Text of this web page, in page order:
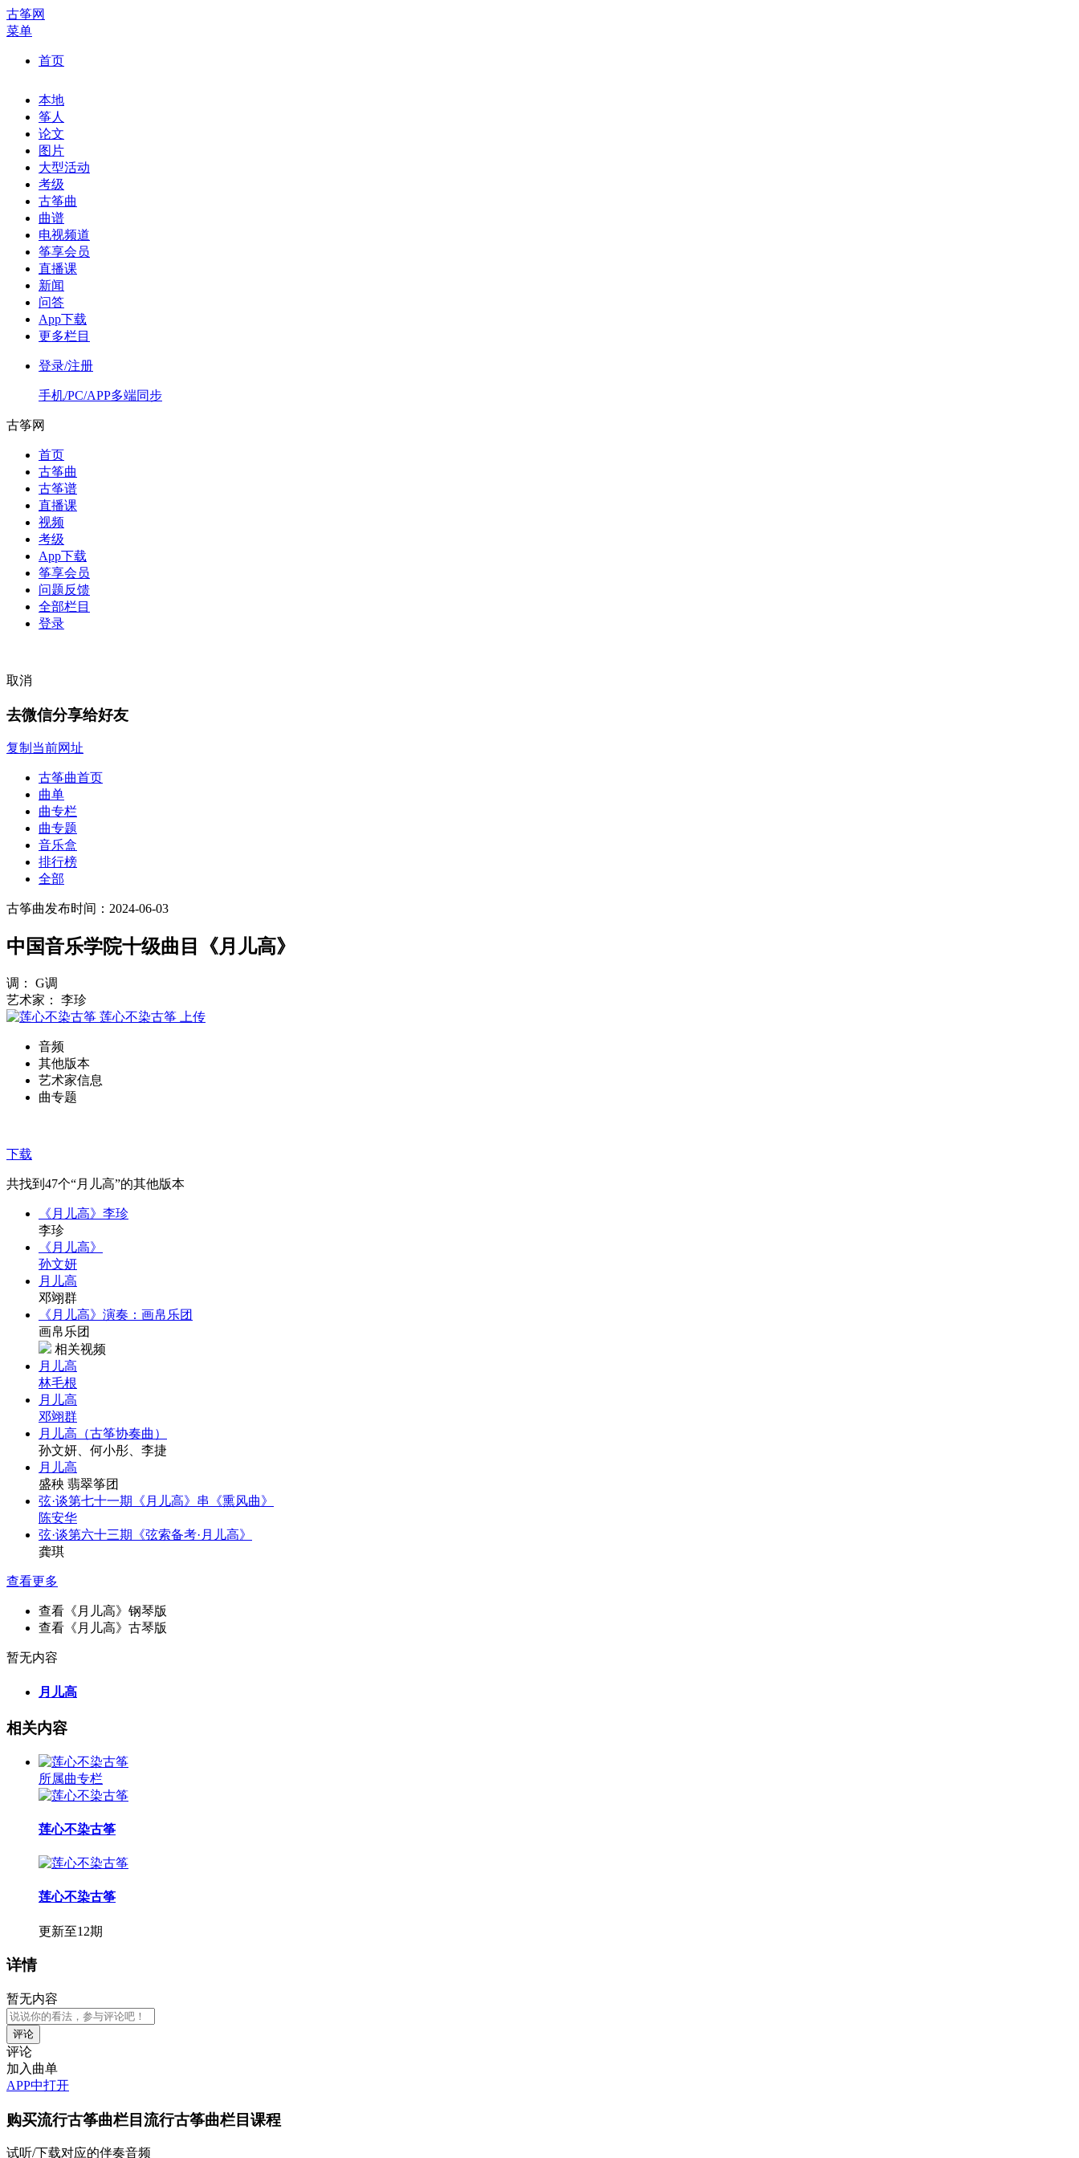
古筝网
菜单
首页
本地
筝人
论文
图片
大型活动
考级
古筝曲
曲谱
电视频道
筝享会员
直播课
新闻
问答
App下载
更多栏目
登录/注册
手机/PC/APP多端同步
古筝网
首页
古筝曲
古筝谱
直播课
视频
考级
App下载
筝享会员
问题反馈
全部栏目
登录
取消
去微信分享给好友
复制当前网址
古筝曲首页
曲单
曲专栏
曲专题
音乐盒
排行榜
全部
古筝曲发布时间：2024-06-03
中国音乐学院十级曲目《月儿高》
调： G调
艺术家： 李珍
莲心不染古筝
上传
音频
其他版本
艺术家信息
曲专题
下载
共找到 47个“月儿高”的其他版本
《月儿高》李珍
李珍
《月儿高》
孙文妍
月儿高
邓翊群
《月儿高》演奏：画帛乐团
画帛乐团
相关视频
月儿高
林毛根
月儿高
邓翊群
月儿高（古筝协奏曲）
孙文妍、何小彤、李捷
月儿高
盛秧 翡翠筝团
弦·谈第七十一期《月儿高》串《熏风曲》
陈安华
弦·谈第六十三期《弦索备考·月儿高》
龚琪
查看更多
查看《月儿高》钢琴版
查看《月儿高》古琴版
暂无内容
月儿高
相关内容
所属曲专栏
莲心不染古筝
莲心不染古筝
更新至12期
详情
暂无内容
评论
加入曲单
APP中打开
购买流行古筝曲栏目流行古筝曲栏目 课程
试听/下载对应的伴奏音频